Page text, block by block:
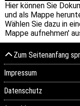
Hier können Sie
und als Mappe
Wählen Sie dazu in
Mappe aufnehmen'
Zum Seitenanfang
Impressum
Datenschutz